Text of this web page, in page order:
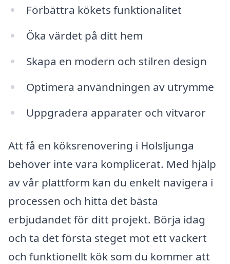
Förbättra kökets funktionalitet
Öka värdet på ditt hem
Skapa en modern och stilren design
Optimera användningen av utrymme
Uppgradera apparater och vitvaror
Att få en köksrenovering i Holsljunga
behöver inte vara komplicerat. Med hjälp
av vår plattform kan du enkelt navigera i
processen och hitta det bästa
erbjudandet för ditt projekt. Börja idag
och ta det första steget mot ett vackert
och funktionellt kök som du kommer att